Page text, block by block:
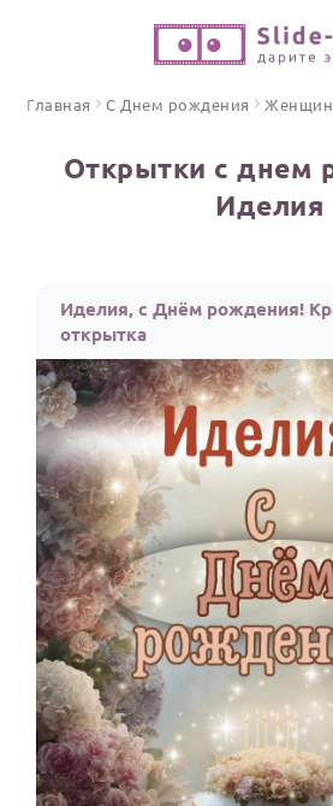
Открытки
Стихи и тексты
ПРАЗДНИКИ
С Днем рождения
Юбилей
Свадьба
Выпускной
HOT
Календарь праздников
КОМУ
Женщине
Мужчине
Маме
ИНСТРУМЕНТЫ
ОТЗЫВЫ
Главная С Днем рождения
Открытки с днем
Иделия
Иделия, с Днём рождения!
открытка